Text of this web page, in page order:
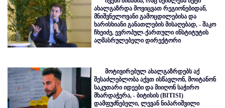
ახალგაზრდა მოვიცვათ რეგიონებიდან,
მნიშვნელოვანი გამოცდილებისა და
ხარისხიანი განათლების მისაღებად, - შაკო
ჩხეიძე, ევროპულ-ქართული ინსტიტუტის
აღმასრულებელი დირექტორი
მოტივირებულ ახალგაზრდებს აქ
შესაძლებლობა აქვთ ისწავლონ, მოიტანონ
საკუთარი იდეები და მიიღონ საჭირო
მხარდაჭერა, - ბიტისის (BITISI)
დამფუძნებელი, ლევან ნიპარიშვილი